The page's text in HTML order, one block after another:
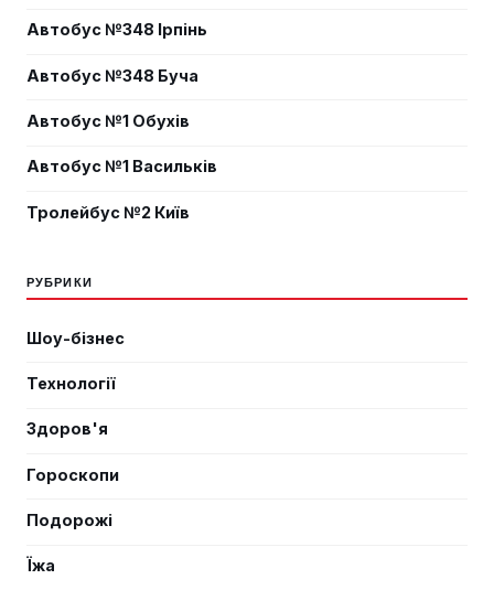
Автобус №348 Ірпінь
Автобус №348 Буча
Автобус №1 Обухів
Автобус №1 Васильків
Тролейбус №2 Київ
РУБРИКИ
Шоу-бізнес
Технології
Здоров'я
Гороскопи
Подорожі
Їжа